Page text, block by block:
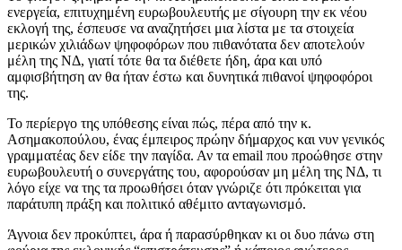
ενεργεία, επιτυχημένη ευρωβουλευτής με σίγουρη την εκ νέου
εκλογή της, έσπευσε να αναζητήσει μια λίστα με τα στοιχεία
μερικών χιλιάδων ψηφοφόρων που πιθανότατα δεν αποτελούν
μέλη της ΝΔ, γιατί τότε θα τα διέθετε ήδη, άρα και υπό
αμφισβήτηση αν θα ήταν έστω και δυνητικά πιθανοί ψηφοφόροι
της.
Το περίεργο της υπόθεσης είναι πώς, πέρα από την κ.
Ασημακοπούλου, ένας έμπειρος πρώην δήμαρχος και νυν γενικός
γραμματέας δεν είδε την παγίδα. Αν τα email που προώθησε στην
ευρωβουλευτή ο συνεργάτης του, αφορούσαν μη μέλη της ΝΔ, τι
λόγο είχε να της τα προωθήσει όταν γνώριζε ότι πρόκειται για
παράτυπη πράξη και πολιτικό αθέμιτο ανταγωνισμό.
Άγνοια δεν προκύπτει, άρα ή παρασύρθηκαν κι οι δυο πάνω στη